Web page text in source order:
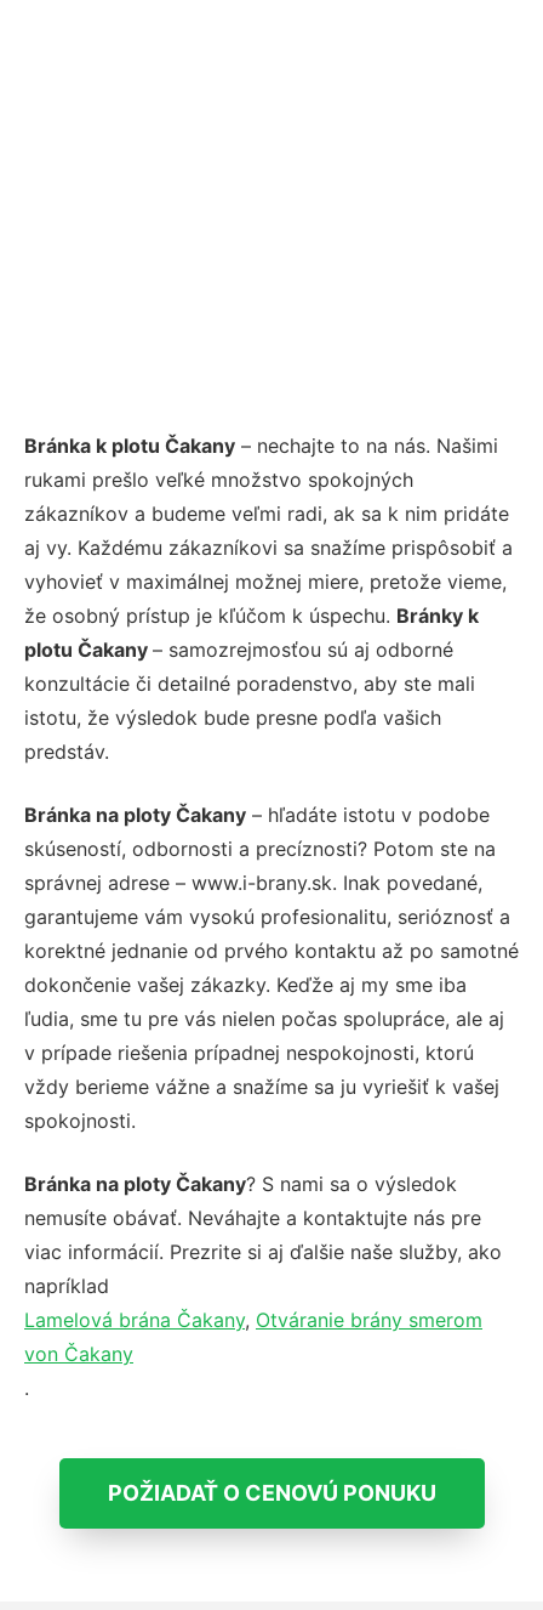
Bránka k plotu Čakany – nechajte to na nás. Našimi
rukami prešlo veľké množstvo spokojných
zákazníkov a budeme veľmi radi, ak sa k nim pridáte
aj vy. Každému zákazníkovi sa snažíme prispôsobiť a
vyhovieť v maximálnej možnej miere, pretože vieme,
že osobný prístup je kľúčom k úspechu. Bránky k
plotu Čakany – samozrejmosťou sú aj odborné
konzultácie či detailné poradenstvo, aby ste mali
istotu, že výsledok bude presne podľa vašich
predstáv.
Bránka na ploty Čakany – hľadáte istotu v podobe
skúseností, odbornosti a precíznosti? Potom ste na
správnej adrese – www.i-brany.sk. Inak povedané,
garantujeme vám vysokú profesionalitu, serióznosť a
korektné jednanie od prvého kontaktu až po samotné
dokončenie vašej zákazky. Keďže aj my sme iba
ľudia, sme tu pre vás nielen počas spolupráce, ale aj
v prípade riešenia prípadnej nespokojnosti, ktorú
vždy berieme vážne a snažíme sa ju vyriešiť k vašej
spokojnosti.
Bránka na ploty Čakany? S nami sa o výsledok
nemusíte obávať. Neváhajte a kontaktujte nás pre
viac informácií. Prezrite si aj ďalšie naše služby, ako
napríklad
Lamelová brána Čakany, Otváranie brány smerom
von Čakany
.
POŽIADAŤ O CENOVÚ PONUKU